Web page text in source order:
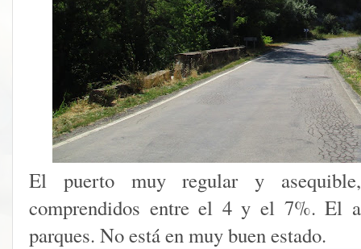
El puerto muy regular y
comprendidos entre el 4 y el 7%. El
parques. No está en muy buen estado.